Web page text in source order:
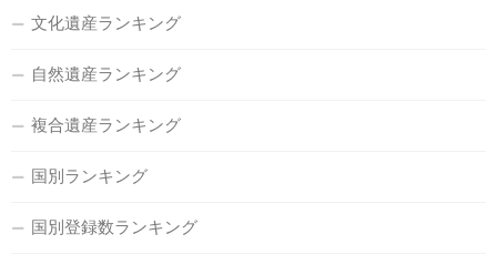
文化遺産ランキング
自然遺産ランキング
複合遺産ランキング
国別ランキング
国別登録数ランキング